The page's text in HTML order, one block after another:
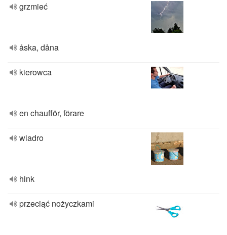
grzmieć
åska, dåna
kierowca
en chaufför, förare
wiadro
hink
przeciąć nożyczkami